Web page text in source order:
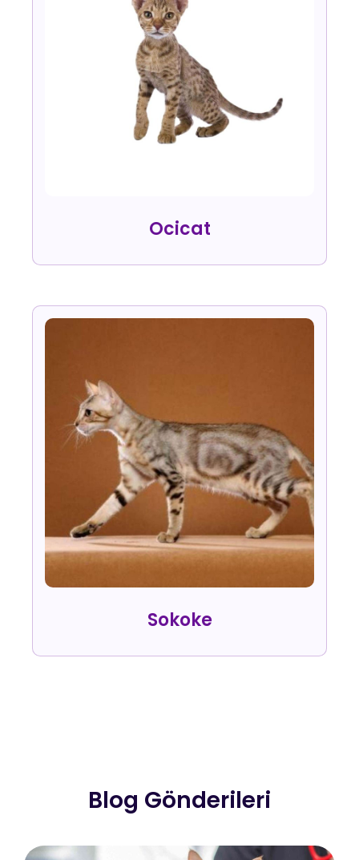
Ocicat
Sokoke
Blog Gönderileri